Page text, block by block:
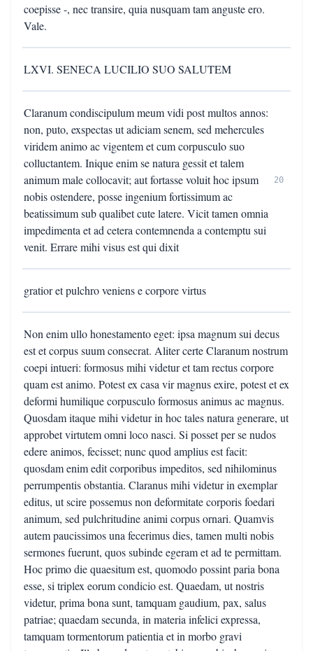
coepisse -, nec transire, quia nusquam tam anguste ero.
Vale.
LXVI. SENECA LUCILIO SUO SALUTEM
Claranum condiscipulum meum vidi post multos annos:
non, puto, exspectas ut adiciam senem, sed mehercules
viridem animo ac vigentem et cum corpusculo suo
colluctantem. Inique enim se natura gessit et talem
animum male collocavit; aut fortasse voluit hoc ipsum
nobis ostendere, posse ingenium fortissimum ac
beatissimum sub qualibet cute latere. Vicit tamen omnia
impedimenta et ad cetera contemnenda a contemptu sui
venit. Errare mihi visus est qui dixit
20
gratior et pulchro veniens e corpore virtus
Non enim ullo honestamento eget: ipsa magnum sui decus
est et corpus suum consecrat. Aliter certe Claranum nostrum
coepi intueri: formosus mihi videtur et tam rectus corpore
quam est animo. Potest ex casa vir magnus exire, potest et ex
deformi humilique corpusculo formosus animus ac magnus.
Quosdam itaque mihi videtur in hoc tales natura generare, ut
approbet virtutem omni loco nasci. Si posset per se nudos
edere animos, fecisset; nunc quod amplius est facit:
quosdam enim edit corporibus impeditos, sed nihilominus
perrumpentis obstantia. Claranus mihi videtur in exemplar
editus, ut scire possemus non deformitate corporis foedari
animum, sed pulchritudine animi corpus ornari. Quamvis
autem paucissimos una fecerimus dies, tamen multi nobis
sermones fuerunt, quos subinde egeram et ad te permittam.
Hoc primo die quaesitum est, quomodo possint paria bona
esse, si triplex eorum condicio est. Quaedam, ut nostris
videtur, prima bona sunt, tamquam gaudium, pax, salus
patriae; quaedam secunda, in materia infelici expressa,
tamquam tormentorum patientia et in morbo gravi